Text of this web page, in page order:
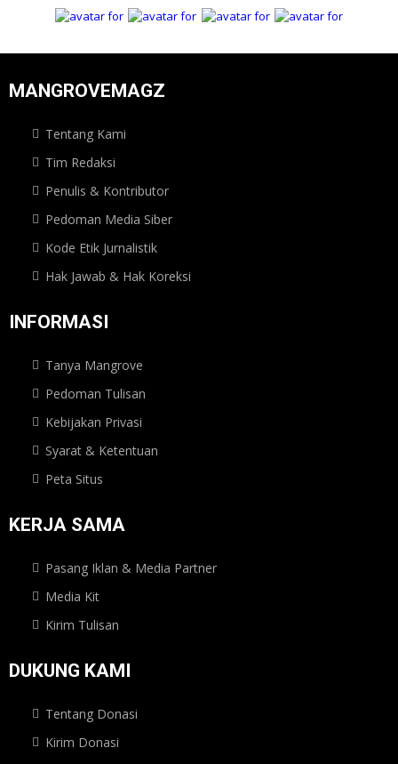
MANGROVEMAGZ
Tentang Kami
Tim Redaksi
Penulis & Kontributor
Pedoman Media Siber
Kode Etik Jurnalistik
Hak Jawab & Hak Koreksi
INFORMASI
Tanya Mangrove
Pedoman Tulisan
Kebijakan Privasi
Syarat & Ketentuan
Peta Situs
KERJA SAMA
Pasang Iklan & Media Partner
Media Kit
Kirim Tulisan
DUKUNG KAMI
Tentang Donasi
Kirim Donasi